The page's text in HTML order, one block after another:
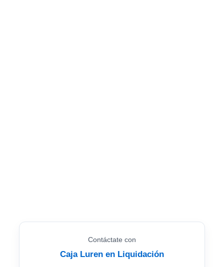
Contáctate con
Caja Luren en Liquidación